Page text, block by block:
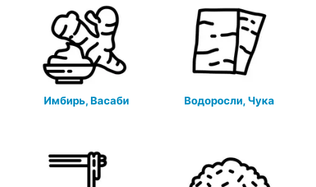
Имбирь, Васаби Водоросли, Чука